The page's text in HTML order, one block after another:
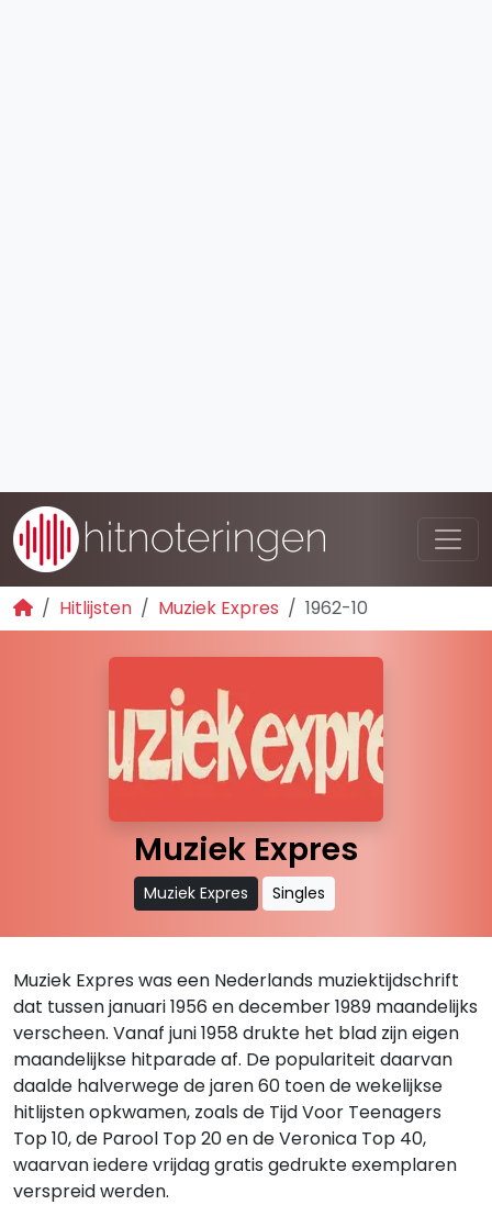
Hitlijsten Muziek Expres 1962-10
Muziek Expres
Muziek Expres Singles
Muziek Expres was een Nederlands muziektijdschrift
dat tussen januari 1956 en december 1989 maandelijks
verscheen. Vanaf juni 1958 drukte het blad zijn eigen
maandelijkse hitparade af. De populariteit daarvan
daalde halverwege de jaren 60 toen de wekelijkse
hitlijsten opkwamen, zoals de Tijd Voor Teenagers
Top 10, de Parool Top 20 en de Veronica Top 40,
waarvan iedere vrijdag gratis gedrukte exemplaren
verspreid werden.